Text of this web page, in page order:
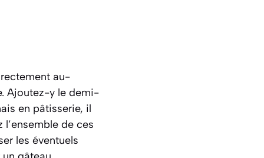
au-
Ajoutez-y le demi-
en pâtisserie, il
de ces
les éventuels